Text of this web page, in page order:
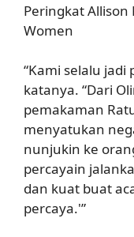
Peringkat Allison
Women
“Kami selalu jadi
katanya. “Dari
pemakaman
menyatukan
nunjukin ke
percayain
dan kuat buat
percaya.'”